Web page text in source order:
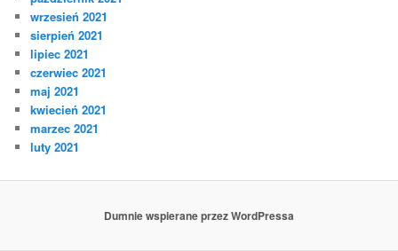
wrzesień 2021
sierpień 2021
lipiec 2021
czerwiec 2021
maj 2021
kwiecień 2021
marzec 2021
luty 2021
Dumnie wspierane przez WordPressa